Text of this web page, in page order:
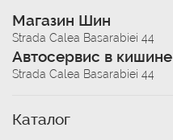
Магазин Шин
Strada Calea Basarabiei 44
Автосервис в
Strada Calea Basarabiei 44
Каталог